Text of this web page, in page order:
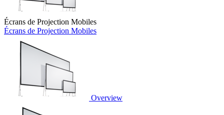
Écrans de Projection Mobiles
Écrans de Projection Mobiles
Overview